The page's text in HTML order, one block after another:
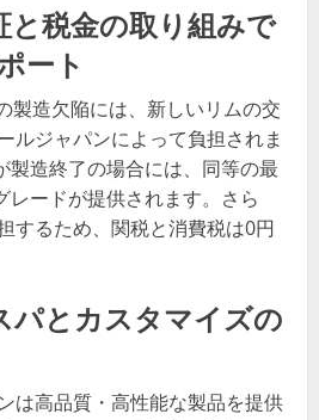
と税金の取り組みで
ート
製造欠陥には、新しいリムの交
ルジャパンによって負担されま
製造終了の場合には、同等の最
レードが提供されます。さら
するため、関税と消費税は0円
パとカスタマイズの
は高品質・高性能な製品を提供